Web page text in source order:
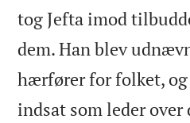
tog Jefta imod
dem. Han blev
hærfører for folket,
indsat som leder over